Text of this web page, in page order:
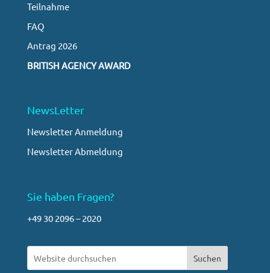
Teilnahme
FAQ
Antrag 2026
BRITISH AGENCY AWARD
NewsLetter
Newsletter Anmeldung
Newsletter Abmeldung
Sie haben Fragen?
+49 30 2096 – 2020
Suchen